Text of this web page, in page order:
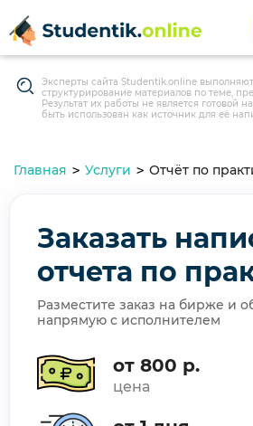
Эксперты сайта Studentik.online
структурирование материалов по теме,
Результат их работы не является готовой
быть использован как источник для её
Главная Услуги Отчёт по
Заказать
отчета по
Разместите заказ на бирже и
напрямую с исполнителем
от 800 р.
цена